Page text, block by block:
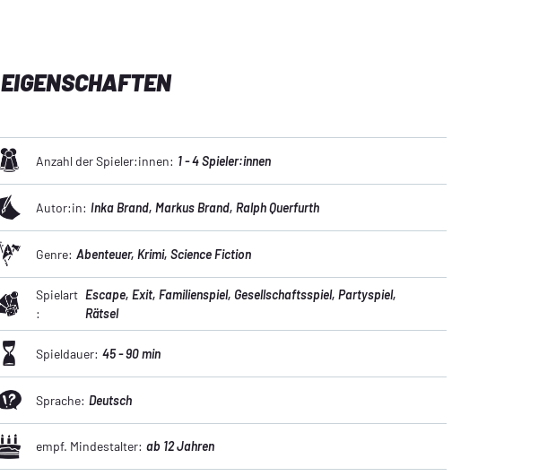
EIGENSCHAFTEN
Anzahl der Spieler:innen: 1 - 4 Spieler:innen
Autor:in: Inka Brand, Markus Brand, Ralph Querfurth
Genre: Abenteuer, Krimi, Science Fiction
Spielart
:
Escape, Exit, Familienspiel, Gesellschaftsspiel, Partyspiel,
Rätsel
Spieldauer: 45 - 90 min
Sprache: Deutsch
empf. Mindestalter: ab 12 Jahren